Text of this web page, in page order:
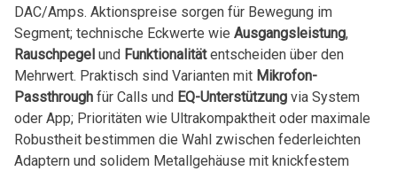
‍DAC/Amps. Aktionspreise sorgen für Bewegung im
Segment; technische Eckwerte wie‍ Ausgangsleistung,
Rauschpegelund Funktionalität⁤entscheiden über den
Mehrwert. Praktisch sind ⁤Varianten mit Mikrofon-
Passthroughfür Calls und EQ-Unterstützungvia ⁢System
oder ⁣App; Prioritäten wie Ultrakompaktheit oder maximale
Robustheit ​bestimmen die Wahl zwischen federleichten⁢
Adaptern und solidem ​Metallgehäuse mit knickfestem